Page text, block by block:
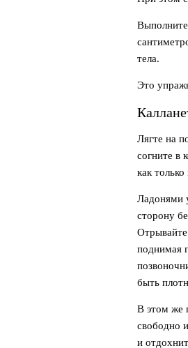
Выполните
тела.
Это
Лягте на
согните в
как
Ладонями
сторону
поднимая
быть
В этом же
свободно
и